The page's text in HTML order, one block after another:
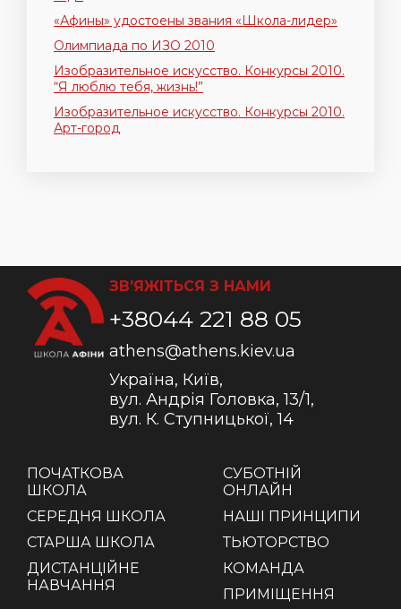
«Афины» удостоены звания «Школа-лидер»
Олимпиада по ИЗО 2010
Изобразительное искусство. Конкурсы 2010.
“Я люблю тебя, жизнь!”
Изобразительное искусство. Конкурсы 2010.
Арт-город
ПОЧАТКОВА
ШКОЛА
СЕРЕДНЯ ШКОЛА
СТАРША ШКОЛА
ДИСТАНЦІЙНЕ
НАВЧАННЯ
СУБОТНІЙ
ОНЛАЙН
НАШІ ПРИНЦИПИ
ТЬЮТОРСТВО
КОМАНДА
ПРИМІЩЕННЯ
ЗВ’ЯЖІТЬСЯ З НАМИ
+38044 221 88 05
athens@athens.kiev.ua
Україна, Київ,
вул. Андрія Головка, 13/1,
вул. К. Ступницької, 14